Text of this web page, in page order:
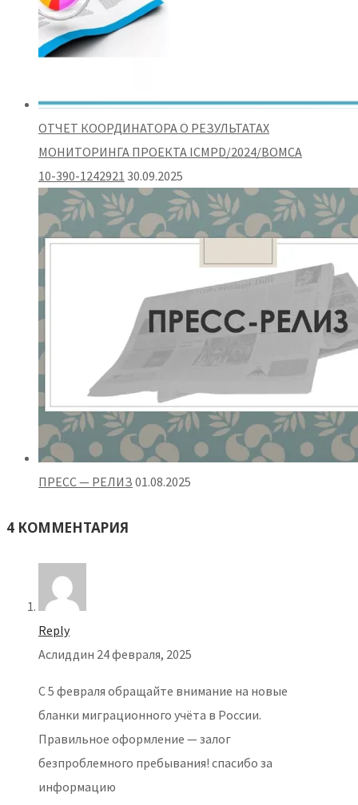
ОТЧЕТ КООРДИНАТОРА О РЕЗУЛЬТАТАХ
МОНИТОРИНГА ПРОЕКТА ICMPD/2024/BOMCA
10-390-1242921 30.09.2025
ПРЕСС — РЕЛИЗ 01.08.2025
4 КОММЕНТАРИЯ
Reply
Аслиддин 24 февраля, 2025
С 5 февраля обращайте внимание на новые
бланки миграционного учёта в России.
Правильное оформление — залог
безпроблемного пребывания! спасибо за
информацию